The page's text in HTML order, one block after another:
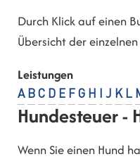
Durch Klick auf einen
Übersicht der einzelnen
Leistungen
A B C D E F G H J K L
Hundesteuer -
Wenn Sie einen Hund